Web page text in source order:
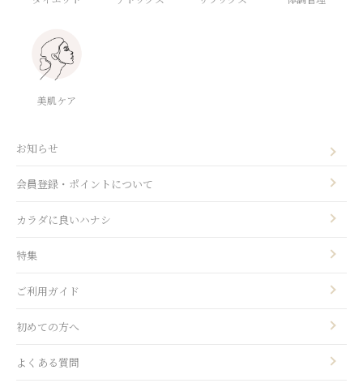
美肌ケア
お知らせ
会員登録・ポイントについて
カラダに良いハナシ
特集
ご利用ガイド
初めての方へ
よくある質問